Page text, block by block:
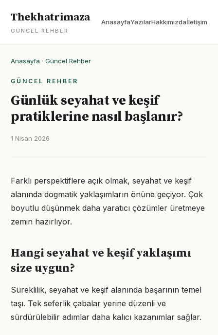
Thekhatrimaza
GÜNCEL REHBER
AnasayfaYazılarHakkımızdaİletişim
Anasayfa · Güncel Rehber
GÜNCEL REHBER
Günlük seyahat ve keşif
pratiklerine nasıl başlanır?
1 Nisan 2026
Farklı perspektiflere açık olmak, seyahat ve keşif
alanında dogmatik yaklaşımların önüne geçiyor. Çok
boyutlu düşünmek daha yaratıcı çözümler üretmeye
zemin hazırlıyor.
Hangi seyahat ve keşif yaklaşımı
size uygun?
Süreklilik, seyahat ve keşif alanında başarının temel
taşı. Tek seferlik çabalar yerine düzenli ve
sürdürülebilir adımlar daha kalıcı kazanımlar sağlar.